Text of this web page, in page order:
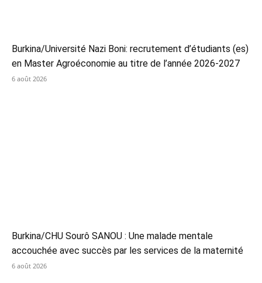
Burkina/Université Nazi Boni: recrutement d’étudiants (es)
en Master Agroéconomie au titre de l’année 2026-2027
6 août 2026
Burkina/CHU Sourô SANOU : Une malade mentale
accouchée avec succès par les services de la maternité
6 août 2026